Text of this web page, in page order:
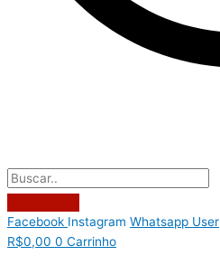
Facebook Instagram Whatsapp User
R$0,00 0 Carrinho